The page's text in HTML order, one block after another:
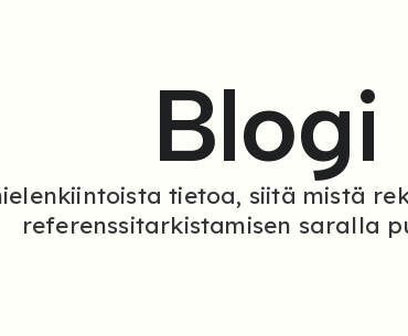
Blogi
tietoa, siitä mistä
referenssitarkistamisen saralla